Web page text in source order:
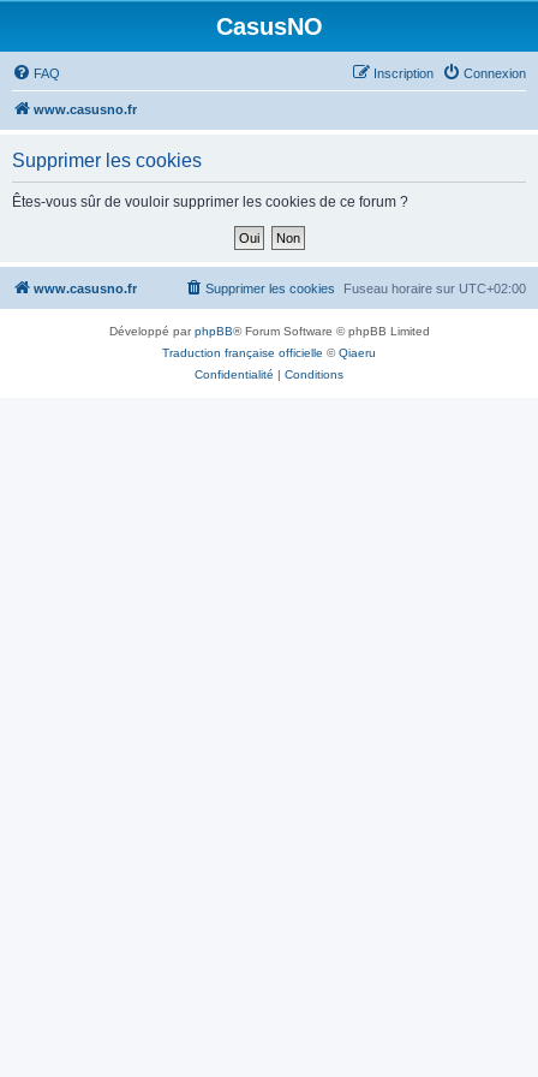
CasusNO
FAQ Connexion
Inscription
www.casusno.fr
Supprimer les cookies
Êtes-vous sûr de vouloir supprimer les cookies de ce forum ?
www.casusno.fr Fuseau horaire sur UTC+02:00
Supprimer les cookies
Développé parphpBB® Forum Software © phpBB Limited
Traduction française officielle ©Qiaeru
Confidentialité | Conditions